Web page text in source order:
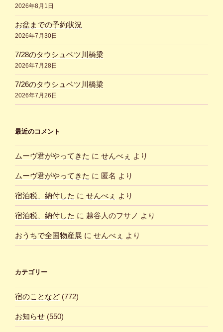
2026年8月1日
お盆までの予約状況
2026年7月30日
7/28のタウシュベツ川橋梁
2026年7月28日
7/26のタウシュベツ川橋梁
2026年7月26日
最近のコメント
ムーヴ君がやってきた に せんべぇ より
ムーヴ君がやってきた に 匿名 より
宿泊税、納付した に せんべぇ より
宿泊税、納付した に 越谷人のフサノ より
おうちで全国物産展 に せんべぇ より
カテゴリー
宿のことなど (772)
お知らせ (550)